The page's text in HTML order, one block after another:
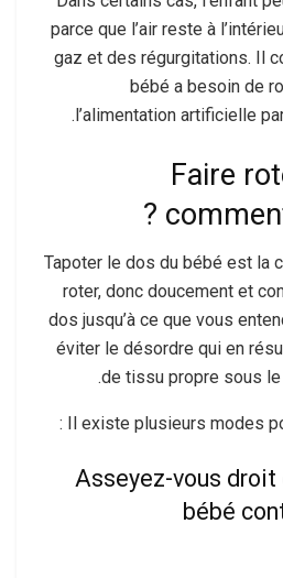
parce que l’air reste à
gaz et des régurgitations. Il
bébé a besoin de
l’alimentation artificielle
Faire
Tapoter le dos du bébé est la
roter, donc doucement et
dos jusqu’à ce que vous
éviter le désordre qui en
de tissu propre sous le
Il existe plusieurs modes
1- Asseyez-vous
bébé